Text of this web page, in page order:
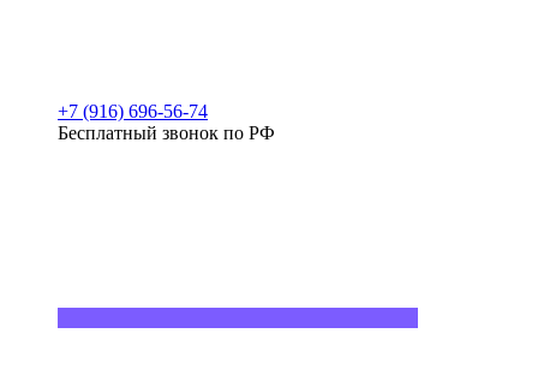
+7 (916) 696-56-74
Бесплатный звонок по РФ